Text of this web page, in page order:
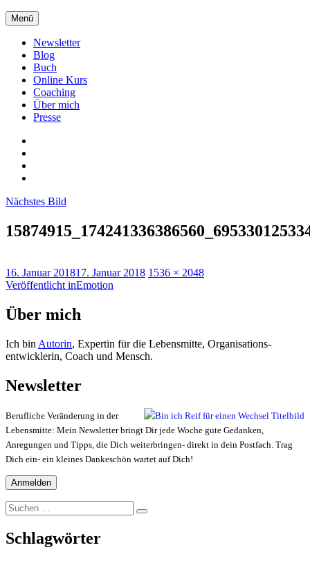
Zum
Inhalt
springen
Menü
Newsletter
Blog
Buch
Online Kurs
Coaching
Über mich
Presse
Nächstes Bild
Veröffentlicht
am
16. Januar 201817. Januar 2018 Originalgröße
1536 × 2048
Beitragsnavigation
Veröffentlicht inEmotion
Über mich
Ich bin Autorin, Expertin für die Lebensmitte, Organisations-
entwicklerin, Coach und Mensch.
Newsletter
Berufliche Veränderung in der
Lebensmitte: Mein Newsletter bringt Dir jede Woche gute Gedanken,
Anregungen und Tipps, die Dich weiterbringen- direkt in dein Postfach. Trag
Dich ein- ein kleines Dankeschön wartet auf Dich!
Suchen
nach:
Suchen
Schlagwörter